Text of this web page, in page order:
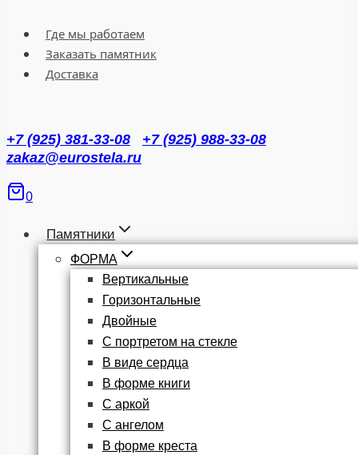
Где мы работаем
Заказать памятник
Доставка
+7 (925) 381-33-08
+7 (925) 988-33-08
zakaz@eurostela.ru
0
Памятники
ФОРМА
Вертикальные
Горизонтальные
Двойные
С портретом на стекле
В виде сердца
В форме книги
С аркой
С ангелом
В форме креста